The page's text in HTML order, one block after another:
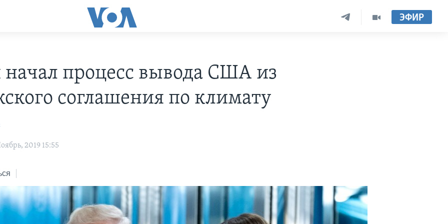
ЭФИР
процесс вывода США из
соглашения по климату
2019 15:55